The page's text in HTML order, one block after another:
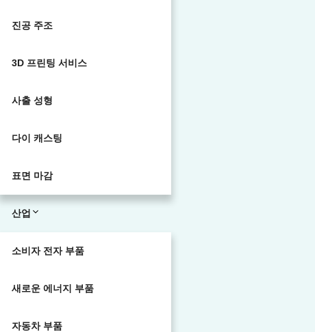
진공 주조
3D 프린팅 서비스
사출 성형
다이 캐스팅
표면 마감
산업
소비자 전자 부품
새로운 에너지 부품
자동차 부품